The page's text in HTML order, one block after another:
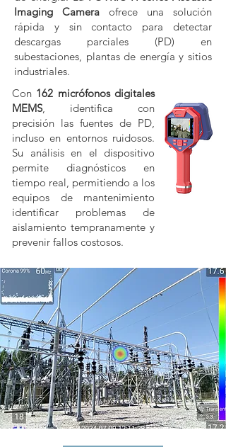
Imaging Camera ofrece una solución
rápida y sin contacto para detectar
descargas parciales (PD) en
subestaciones, plantas de energía y sitios
industriales.
Con 162 micrófonos digitales
MEMS, identifica con
precisión las fuentes de PD,
incluso en entornos ruidosos.
Su análisis en el dispositivo
permite diagnósticos en
tiempo real, permitiendo a los
equipos de mantenimiento
identificar problemas de
aislamiento tempranamente y
prevenir fallos costosos.